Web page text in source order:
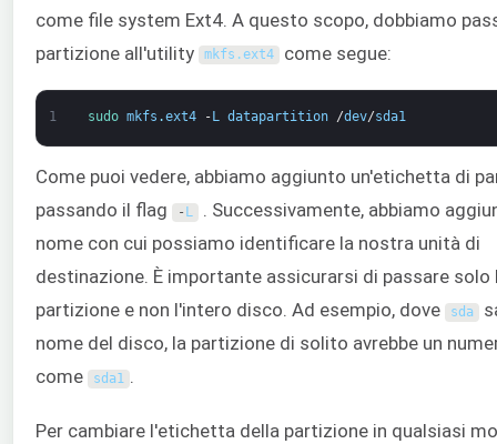
come file system Ext4. A questo scopo, dobbiamo
partizione all'utility
mkfs .ext4 come segue:
1 sudo mkfs .ext4 - L datapartition /dev/sda1
Come puoi vedere, abbiamo aggiunto un'etichetta di
passando il flag
- L . Successivamente, abbiamo
nome con cui possiamo identificare la nostra unità di
destinazione. È importante assicurarsi di passare solo
partizione e non l'intero disco. Ad esempio, dove
sda
nome del disco, la partizione di solito avrebbe un
come
sda1 .
Per cambiare l'etichetta della partizione in qualsiasi